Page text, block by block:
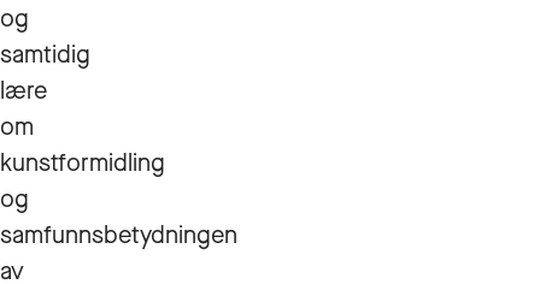
og
samtidig
lære
om
kunstformidling
og
samfunnsbetydningen
av